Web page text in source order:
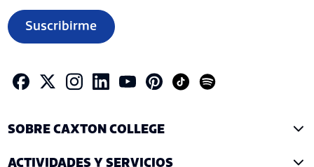
Suscribirme
SOBRE CAXTON COLLEGE
ACTIVIDADES Y SERVICIOS